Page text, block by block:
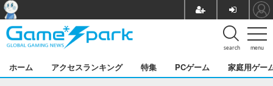
menu
search
ホーム アクセスランキング 特集 PCゲーム 家庭用ゲー